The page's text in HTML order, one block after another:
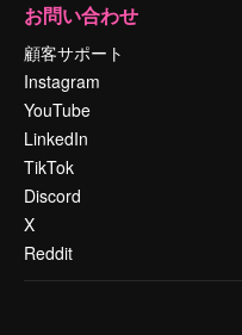
お問い合わせ
顧客サポート
Instagram
YouTube
LinkedIn
TikTok
Discord
X
Reddit